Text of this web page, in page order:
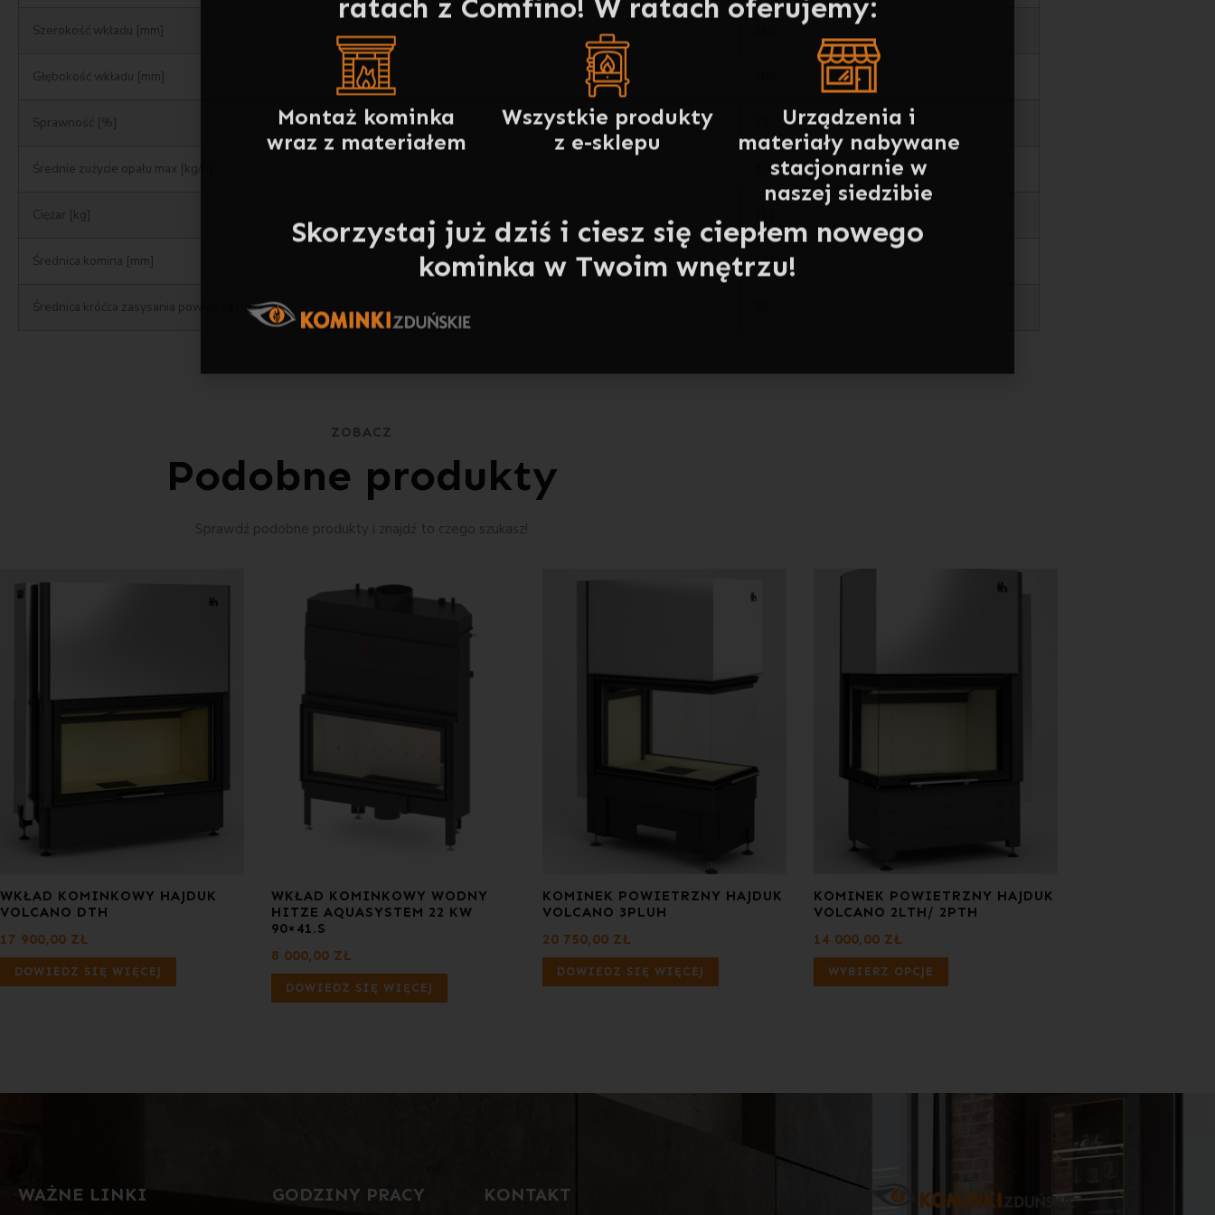
Szerokość wkładu [mm]
Głębokość wkładu [mm]
Sprawność [%]
Średnie zużycie opału max [kg/h]
Ciężar [kg]
Średnica komina [mm] 151
Średnica króćca zasysania powietrza [mm]
ZOBACZ
Podobne produkty
Sprawdź podobne produkty i znajdź to czego szukasz!
WKŁAD KOMINKOWY HAJDUK
VOLCANO DTH
17 900,00 ZŁ
DOWIEDZ SIĘ WIĘCEJ
WKŁAD KOMINKOWY WODNY
HITZE AQUASYSTEM 22 KW
90×41.S
8 000,00 ZŁ
DOWIEDZ SIĘ WIĘCEJ
KOMINEK POWIETRZNY HAJDUK
VOLCANO 3PLUH
20 750,00 ZŁ
DOWIEDZ SIĘ WIĘCEJ
KOMINEK POWIETRZNY HAJDUK
VOLCANO 2LTH/ 2PTH
14 000,00 ZŁ
WYBIERZ OPCJE
WAŻNE LINKI GODZINY PRACY KONTAKT
Montaż kominka
wraz z materiałem
Wszystkie produkty
z e-sklepu
Urządzenia i
materiały nabywane
stacjonarnie w
naszej siedzibie
Skorzystaj już dziś i ciesz się ciepłem nowego
kominka w Twoim wnętrzu!